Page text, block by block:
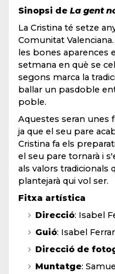
Sinopsi de La gent
La Cristina té setze
Comunitat
les bones aparences
setmana en què se
segons marca la
ballar un pasdoble
poble.
Aquestes seran unes
ja que el seu pare
Cristina fa els
el seu pare tornarà i
als valors tradicionals
plantejarà qui vol ser.
Fitxa artística
Direcció: Isabel
Guió: Isabel
Direcció de
Muntatge: